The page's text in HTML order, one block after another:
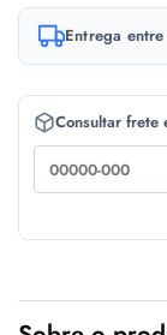
A
i
Entrega entre
Consultar frete